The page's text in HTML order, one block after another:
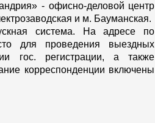
- офисно-деловой центр
и м. Бауманская.
система. На адресе по
для проведения выездных
гос. регистрации, а также
корреспонденции включены